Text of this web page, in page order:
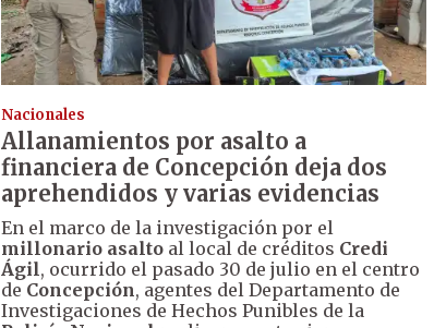
Nacionales
Allanamientos por asalto a
financiera de Concepción deja dos
aprehendidos y varias evidencias
En el marco de la investigación por el
millonario asalto al local de créditos Credi
Ágil, ocurrido el pasado 30 de julio en el centro
de Concepción, agentes del Departamento de
Investigaciones de Hechos Punibles de la